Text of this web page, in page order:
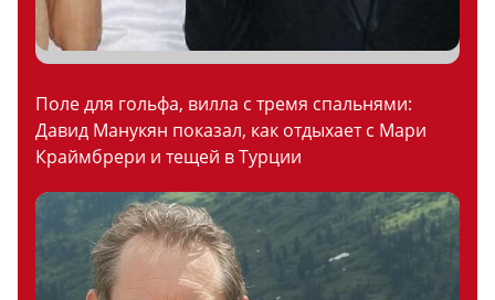
Поле для гольфа, вилла с тремя спальнями:
Давид Манукян показал, как отдыхает с Мари
Краймбрери и тещей в Турции